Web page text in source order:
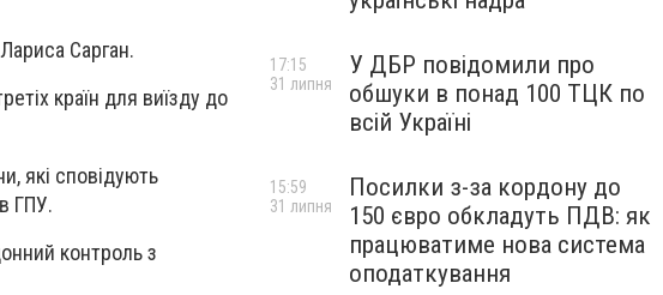
Сарган.
країн для виїзду до
які сповідують
ГПУ.
контроль з
У ДБР повідомили про
обшуки в понад 100 ТЦК по
всій Україні
17:15
31 липня
Посилки з-за кордону до
150 євро обкладуть ПДВ: як
працюватиме нова система
оподаткування
15:59
31 липня